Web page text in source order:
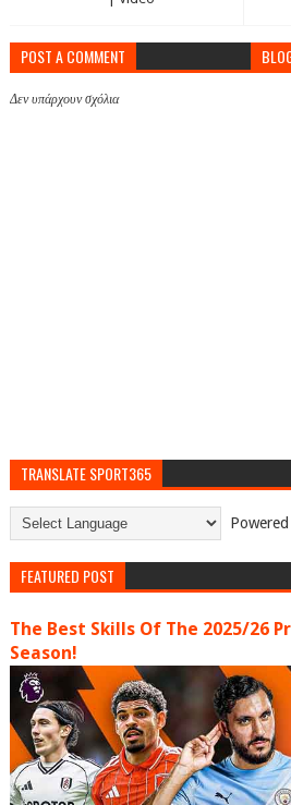
POST A COMMENT
Δεν υπάρχουν σχόλια
TRANSLATE SPORT365
FEATURED POST
The Best Skills Of The 2025/26
Season!